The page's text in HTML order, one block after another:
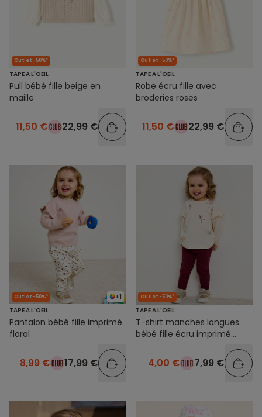
Outlet -50%*
TAPE A L'OEIL
Pull bébé fille beige en
maille
11,50 € 22,99 €
Outlet -50%*
TAPE A L'OEIL
Robe écru fille avec
broderies roses
11,50 € 22,99 €
+1
Outlet -50%*
TAPE A L'OEIL
Pantalon bébé fille imprimé
floral
8,99 € 17,99 €
Outlet -50%*
TAPE A L'OEIL
T-shirt manches longues
bébé fille écru imprimé
4,00 € 7,99 €